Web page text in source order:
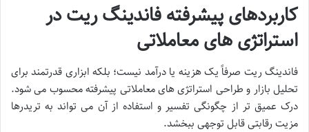
کاربردهای پیشرفته فاندینگ ریت در
استراتژی های معاملاتی
فاندینگ ریت صرفاً یک هزینه یا درآمد نیست؛ بلکه ابزاری قدرتمند برای
تحلیل بازار و طراحی استراتژی های معاملاتی پیشرفته محسوب می شود.
درک عمیق تر از چگونگی تفسیر و استفاده از آن می تواند به تریدرها
مزیت رقابتی قابل توجهی ببخشد.